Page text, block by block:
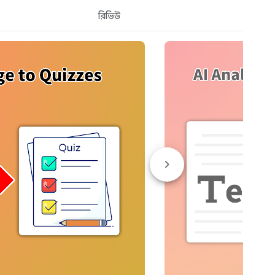
রিভিউ